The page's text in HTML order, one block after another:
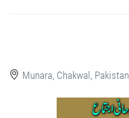
Munara, Chakwal, Pakistan